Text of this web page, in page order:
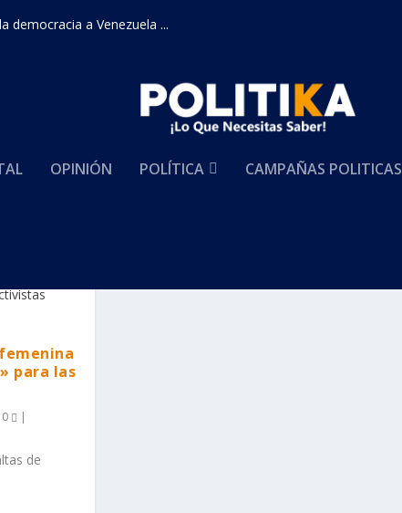
democracia a Venezuela ...
OPINIÓN POLÍTICA CAMPAÑAS POLITICAS
para las
0 |
de